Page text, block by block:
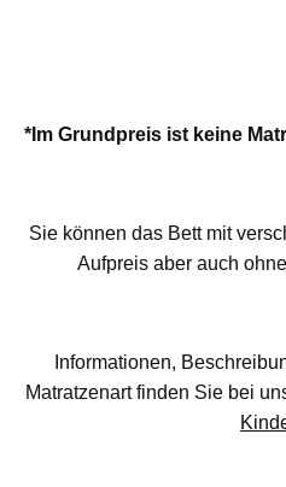
*Im Grundpreis ist keine
Sie können das Bett mit
Aufpreis aber auch
Informationen,
Matratzenart finden Sie bei